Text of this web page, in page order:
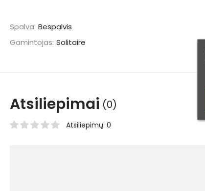
Spalva: Bespalvis
Gamintojas: Solitaire
Atsiliepimai (0)
Atsiliepimų: 0